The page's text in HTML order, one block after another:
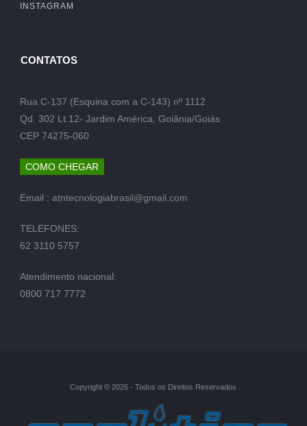
INSTAGRAM
CONTATOS
Rua C-137 (Esquina com a C-143) nº 1112
Qd. 302 Lt.12- Jardim América, Goiânia/Goiás
CEP 74275-060
COMO CHEGAR
Email : atntecnologiabrasil@gmail.com
TELEFONES:
62 3110 5757
Atendimento nacional:
0800 717 7772
Copyright © 2026 - Todos os Direitos Reservados